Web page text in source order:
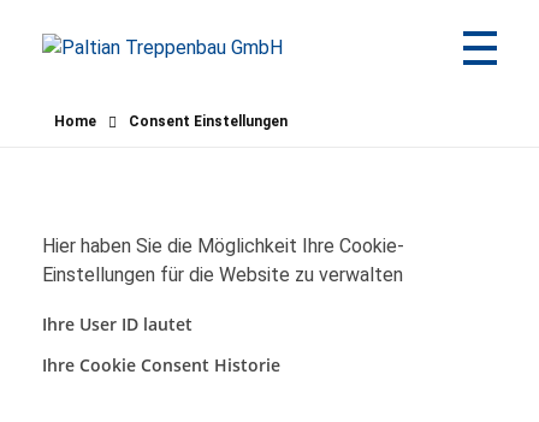
Home Consent Einstellungen
Hier haben Sie die Möglichkeit Ihre Cookie-
Einstellungen für die Website zu verwalten
Ihre User ID lautet
Ihre Cookie Consent Historie